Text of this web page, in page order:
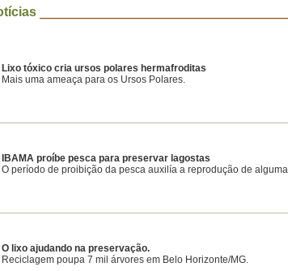
Lixo tóxico cria ursos polares hermafroditas
Mais uma ameaça para os Ursos Polares.
IBAMA proíbe pesca para preservar lagostas
O período de proibição da pesca auxilía a reprodução de
O lixo ajudando na preservação.
Reciclagem poupa 7 mil árvores em Belo Horizonte/MG.